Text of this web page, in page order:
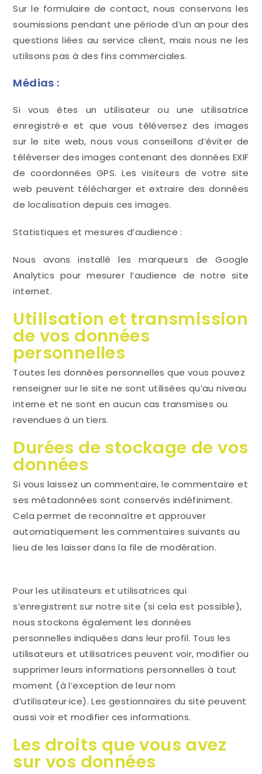
Sur le formulaire de contact, nous conservons les
soumissions pendant une période d’un an pour des
questions liées au service client, mais nous ne les
utilisons pas à des fins commerciales.
Médias :
Si vous êtes un utilisateur ou une utilisatrice
enregistré·e et que vous téléversez des images
sur le site web, nous vous conseillons d’éviter de
téléverser des images contenant des données EXIF
de coordonnées GPS. Les visiteurs de votre site
web peuvent télécharger et extraire des données
de localisation depuis ces images.
Statistiques et mesures d’audience :
Nous avons installé les marqueurs de Google
Analytics pour mesurer l’audience de notre site
internet.
Utilisation et transmission
de vos données
personnelles
Toutes les données personnelles que vous pouvez
renseigner sur le site ne sont utilisées qu’au niveau
interne et ne sont en aucun cas transmises ou
revendues à un tiers.
Durées de stockage de vos
données
Si vous laissez un commentaire, le commentaire et
ses métadonnées sont conservés indéfiniment.
Cela permet de reconnaître et approuver
automatiquement les commentaires suivants au
lieu de les laisser dans la file de modération.
Pour les utilisateurs et utilisatrices qui
s’enregistrent sur notre site (si cela est possible),
nous stockons également les données
personnelles indiquées dans leur profil. Tous les
utilisateurs et utilisatrices peuvent voir, modifier ou
supprimer leurs informations personnelles à tout
moment (à l’exception de leur nom
d’utilisateur·ice). Les gestionnaires du site peuvent
aussi voir et modifier ces informations.
Les droits que vous avez
sur vos données